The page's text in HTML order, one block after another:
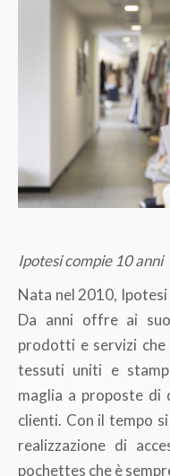
Ipotesi compie 10 anni
Nata nel 2010,
Da anni offre ai
prodotti e servizi
tessuti uniti e
maglia a proposte di
clienti. Con il tempo
realizzazione di
pochettes che è